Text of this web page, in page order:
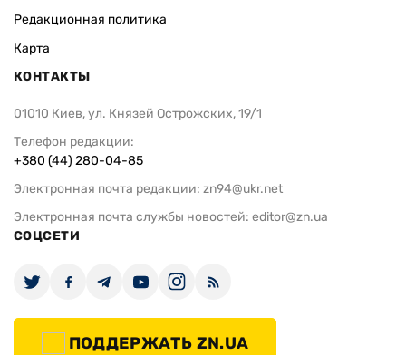
Редакционная политика
Карта
КОНТАКТЫ
01010 Киев, ул. Князей Острожских, 19/1
Телефон редакции:
+380 (44) 280-04-85
Электронная почта редакции: zn94@ukr.net
Электронная почта службы новостей: editor@zn.ua
СОЦСЕТИ
ПОДДЕРЖАТЬ ZN.UA